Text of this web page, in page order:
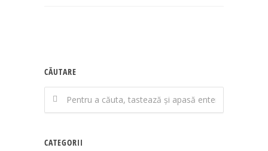
CĂUTARE
CATEGORII